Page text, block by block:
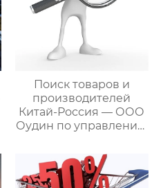
Поиск товаров и
производителей
Китай-Россия — ООО
Оудин по управлению
цепями поставок